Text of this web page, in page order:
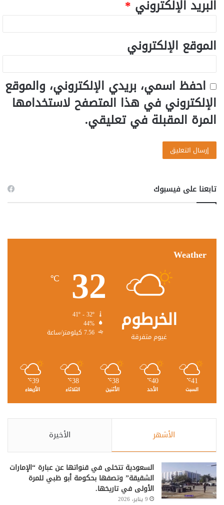
البريد الإلكتروني *
الموقع الإلكتروني
احفظ اسمي، بريدي الإلكتروني، والموقع
الإلكتروني في هذا المتصفح لاستخدامها
المرة المقبلة في تعليقي.
تابعنا على فيسبوك
Weather
الخرطوم
غيوم متفرقة
32
℃
44%
7.56 كيلومتر/ساعة
41
℃
السبت
40
℃
الأحد
38
℃
الأثنين
38
℃
الثلاثاء
39
℃
الأربعاء
الأشهر الأخيرة
السعودية تتخلى في قنواتها عن عبارة “الإمارات
الشقيقة” وتصفها بحكومة أبو ظبي للمرة
الأولى في تاريخها.
9 يناير، 2026